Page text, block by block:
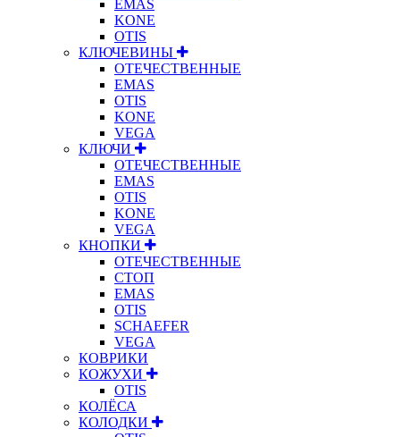
EMAS
KONE
OTIS
КЛЮЧЕВИНЫ
ОТЕЧЕСТВЕННЫЕ
EMAS
OTIS
KONE
VEGA
КЛЮЧИ
ОТЕЧЕСТВЕННЫЕ
EMAS
OTIS
KONE
VEGA
КНОПКИ
ОТЕЧЕСТВЕННЫЕ
СТОП
EMAS
OTIS
SCHAEFER
VEGA
КОВРИКИ
КОЖУХИ
OTIS
КОЛЁСА
КОЛОДКИ